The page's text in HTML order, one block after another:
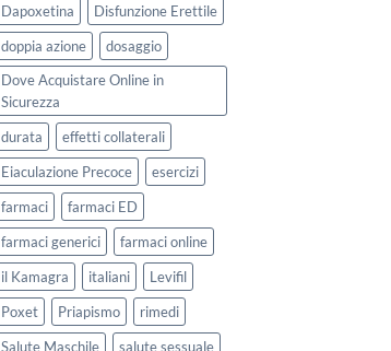
Dapoxetina
Disfunzione Erettile
doppia azione
dosaggio
Dove Acquistare Online in
Sicurezza
durata
effetti collaterali
Eiaculazione Precoce
esercizi
farmaci
farmaci ED
farmaci generici
farmaci online
il Kamagra
italiani
Levifil
Poxet
Priapismo
rimedi
Salute Maschile
salute sessuale